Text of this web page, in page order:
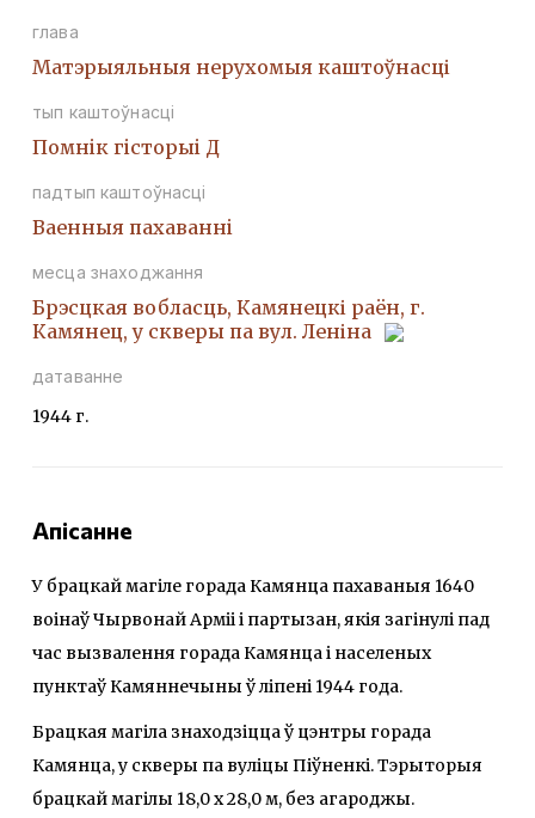
глава
Матэрыяльныя нерухомыя каштоўнасці
тып каштоўнасці
Помнiк гiсторыi Д
падтып каштоўнасці
Ваенныя пахаваннi
месца знаходжання
Брэсцкая вобласць, Камянецкі раён, г.
Камянец, у скверы па вул. Леніна
датаванне
1944 г.
Апісанне
У брацкай магіле горада Камянца пахаваныя 1640
воінаў Чырвонай Арміі і партызан, якія загінулі пад
час вызвалення горада Камянца і населеных
пунктаў Камяннечыны ў ліпені 1944 года.
Брацкая магіла знаходзіцца ў цэнтры горада
Камянца, у скверы пa вуліцы Піўненкі. Тэрыторыя
брацкай магілы 18,0 х 28,0 м, без агароджы.